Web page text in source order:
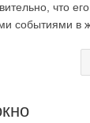
что
событиями в